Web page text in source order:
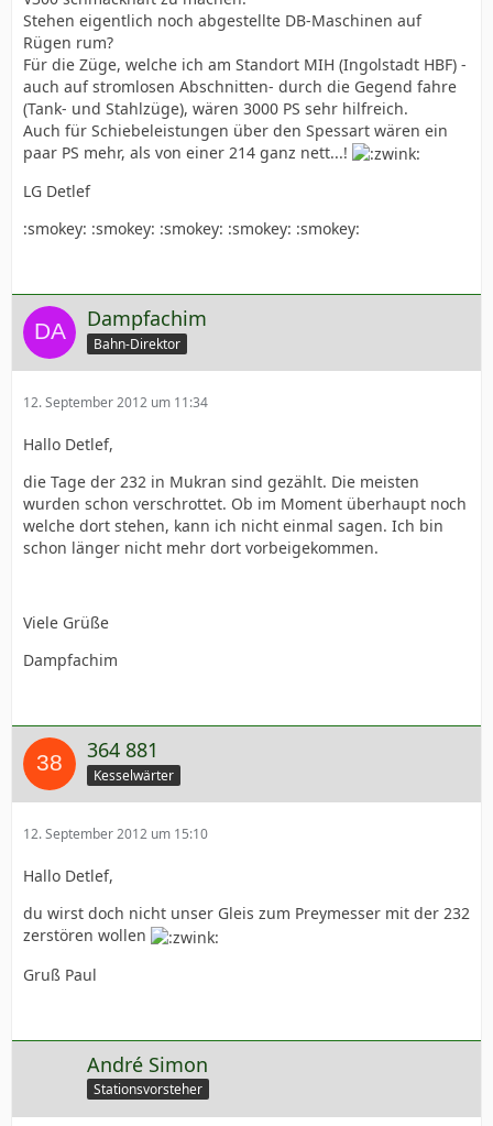
Stehen eigentlich noch abgestellte DB-Maschinen auf
Rügen rum?
Für die Züge, welche ich am Standort MIH (Ingolstadt HBF) -
auch auf stromlosen Abschnitten- durch die Gegend fahre
(Tank- und Stahlzüge), wären 3000 PS sehr hilfreich.
Auch für Schiebeleistungen über den Spessart wären ein
paar PS mehr, als von einer 214 ganz nett...!
LG Detlef
:smokey: :smokey: :smokey: :smokey: :smokey:
Dampfachim
Bahn-Direktor
12. September 2012 um 11:34
Hallo Detlef,
die Tage der 232 in Mukran sind gezählt. Die meisten
wurden schon verschrottet. Ob im Moment überhaupt noch
welche dort stehen, kann ich nicht einmal sagen. Ich bin
schon länger nicht mehr dort vorbeigekommen.
Viele Grüße
Dampfachim
364 881
Kesselwärter
12. September 2012 um 15:10
Hallo Detlef,
du wirst doch nicht unser Gleis zum Preymesser mit der 232
zerstören wollen
Gruß Paul
André Simon
Stationsvorsteher